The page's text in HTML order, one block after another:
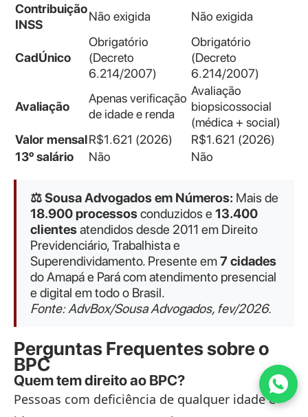
Contribuição
INSS
Não exigida Não exigida
CadÚnico
Obrigatório
(Decreto
6.214/2007)
Obrigatório
(Decreto
6.214/2007)
Avaliação
Apenas verificação
de idade e renda
Avaliação
biopsicossocial
(médica + social)
Valor mensalR$1.621 (2026)
R$1.621 (2026)
13º salário
Não Não
⚖️ Sousa Advogados em Números: Mais de
18.900 processosconduzidos e 13.400
clientesatendidos desde 2011 em Direito
Previdenciário, Trabalhista e
Superendividamento. Presente em7 cidades
do Amapá e Pará com atendimento presencial
e digital em todo o Brasil.
Fonte: AdvBox/Sousa Advogados, fev/2026.
Perguntas Frequentes sobre o
BPC
Quem tem direito ao BPC?
Pessoas com deficiência de qualquer idade e